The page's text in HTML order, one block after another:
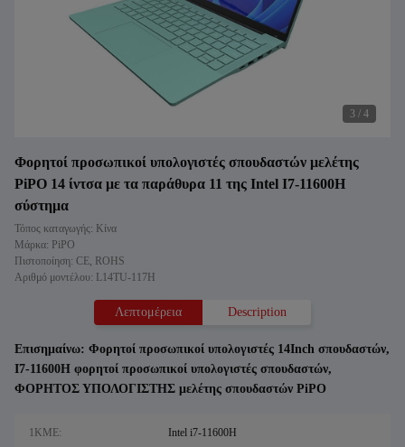
3 / 4
Φορητοί προσωπικοί υπολογιστές σπουδαστών μελέτης
PiPO 14 ίντσα με τα παράθυρα 11 της Intel I7-11600H
σύστημα
Τόπος καταγωγής: Κίνα
Μάρκα: PiPO
Πιστοποίηση: CE, ROHS
Αριθμό μοντέλου: L14TU-117H
Λεπτομέρεια Description
Επισημαίνω: Φορητοί προσωπικοί υπολογιστές 14Inch σπουδαστών,
I7-11600H φορητοί προσωπικοί υπολογιστές σπουδαστών,
ΦΟΡΗΤΟΣ ΥΠΟΛΟΓΙΣΤΗΣ μελέτης σπουδαστών PiPO
1ΚΜΕ: Intel i7-11600H